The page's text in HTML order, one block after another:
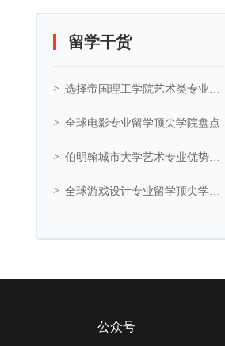
留学干货
选择帝国理工学院艺术类专业的5大理由
全球电影专业留学顶尖学院盘点
伯明翰城市大学艺术专业优势与艺术相关专业推荐
全球游戏设计专业留学顶尖学院盘点
公众号